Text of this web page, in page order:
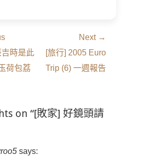
吉時是此
荷包荔
Next →
Next
post:
[旅行] 2005 Euro
Trip (6) 一週報告
on “[敗家] 好鏡頭請
says: